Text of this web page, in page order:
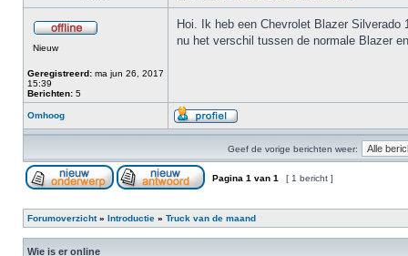
Nieuw
Geregistreerd: ma jun 26, 2017
15:39
Berichten: 5
Hoi. Ik heb een Chevrolet Blazer
nu het verschil tussen de normale Blazer
Omhoog
Geef de vorige berichten weer:
Pagina 1 van 1 [ 1 bericht ]
Forumoverzicht» Introductie » Truck van de maand
Wie is er online